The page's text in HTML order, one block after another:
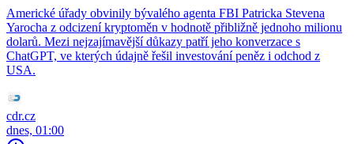
Americké úřady obvinily bývalého agenta FBI Patricka Stevena
Yarocha z odcizení kryptoměn v hodnotě přibližně jednoho milionu
dolarů. Mezi nejzajímavější důkazy patří jeho konverzace s
ChatGPT, ve kterých údajně řešil investování peněz i odchod z
USA.
cdr.cz
dnes, 01:00